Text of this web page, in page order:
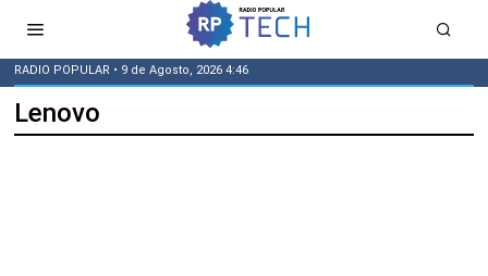
RADIO POPULAR • 9 de Agosto, 2026 4:46
Lenovo